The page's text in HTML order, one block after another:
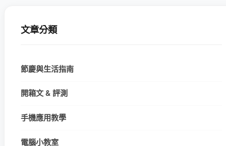
文章分類
節慶與生活指南
開箱文 & 評測
手機應用教學
電腦小教室